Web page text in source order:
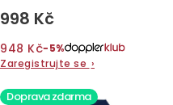
998 Kč
948 Kč−5%
Zaregistrujte se ›
Doprava zdarma